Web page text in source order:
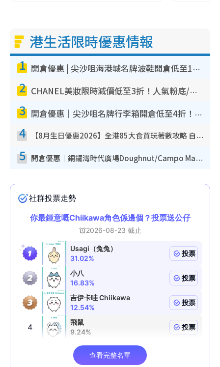
港生活限時優惠情報
1 開倉優惠 | 尖沙咀海港城名牌波鞋開倉低至1折！On鞋$899起／Joy&Peace鞋履$98起
2 CHANEL美妝限時減價低至3折！人氣粉底/唇膏/精華液低至$275！COCO香水都有平
3 開倉優惠｜尖沙咀名牌行李箱開倉低至4折！一連5日 American Tourister/ace./Hallmark $200起！
4 【8月生日優惠2026】全港85大食買玩著數攻略 自助餐/火鍋放題同行免費＋誠品/DONKI送現金券
5 開倉優惠｜銅鑼灣時代廣場Doughnut/Campo Marzio開倉低至1折！背囊、書包、手袋劈價$200起